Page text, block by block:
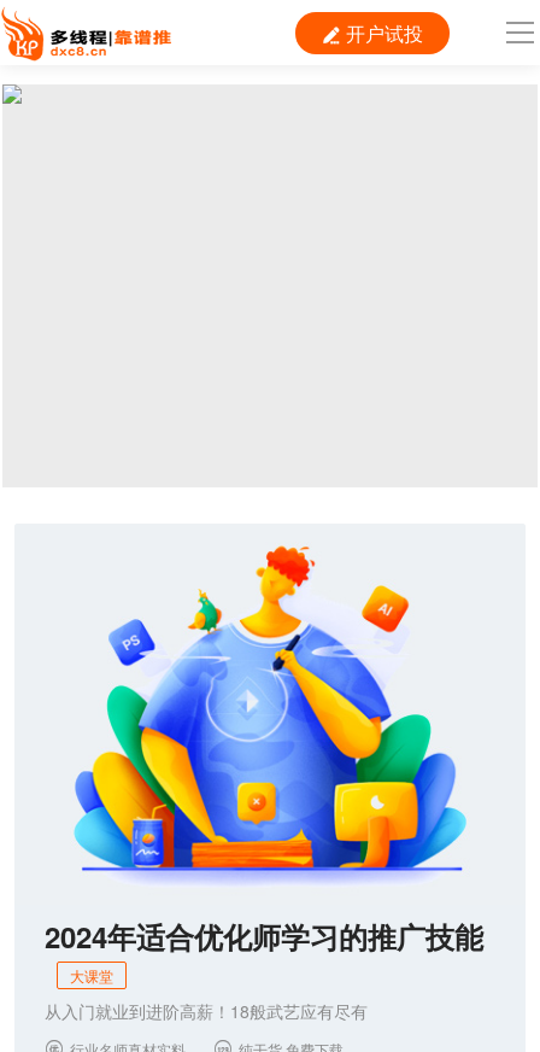
 开户试投
导
联系我们
2024年适合优化师学习的推广技能
大课堂
从入门就业到进阶高薪！18般武艺应有尽有